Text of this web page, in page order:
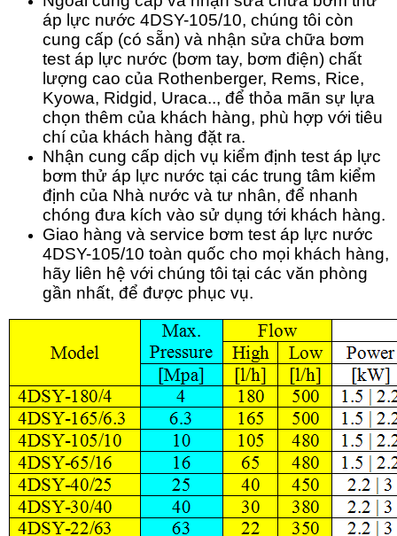
áp lực nước 4DSY-105/10, chúng tôi còn
cung cấp (có sẵn) và nhận sửa chữa bơm
test áp lực nước (bơm tay, bơm điện) chất
lượng cao của Rothenberger, Rems, Rice,
Kyowa, Ridgid, Uraca.., để thỏa mãn sự lựa
chọn thêm của khách hàng, phù hợp với tiêu
chí của khách hàng đặt ra.
Nhận cung cấp dịch vụ kiểm định test áp lực
bơm thử áp lực nước tại các trung tâm kiểm
định của Nhà nước và tư nhân, để nhanh
chóng đưa kích vào sử dụng tới khách hàng.
Giao hàng và service bơm test áp lực nước
4DSY-105/10 toàn quốc cho mọi khách hàng,
hãy liên hệ với chúng tôi tại các văn phòng
gần nhất, để được phục vụ.